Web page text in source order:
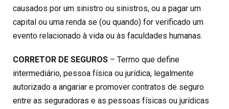
causados por um sinistro ou sinistros, ou a pagar um
capital ou uma renda se (ou quando) for verificado um
evento relacionado à vida ou às faculdades humanas.
CORRETOR DE SEGUROS – Termo que define
intermediário, pessoa física ou jurídica, legalmente
autorizado a angariar e promover contratos de seguro
entre as seguradoras e as pessoas físicas ou jurídicas